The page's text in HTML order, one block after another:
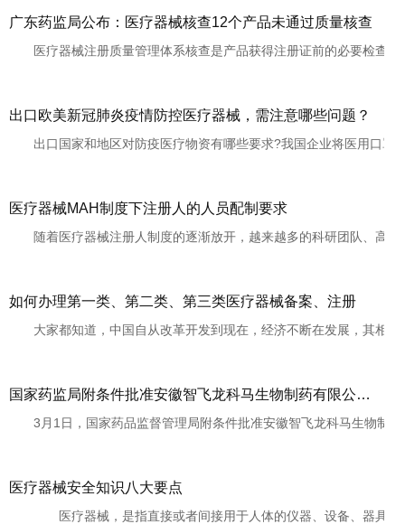
广东药监局公布：医疗器械核查12个产品未通过质量核查
医疗器械注册质量管理体系核查是产品获得注册证前的必要检查
出口欧美新冠肺炎疫情防控医疗器械，需注意哪些问题？
出口国家和地区对防疫医疗物资有哪些要求?我国企业将医用口
医疗器械MAH制度下注册人的人员配制要求
随着医疗器械注册人制度的逐渐放开，越来越多的科研团队、高
如何办理第一类、第二类、第三类医疗器械备案、注册
大家都知道，中国自从改革开发到现在，经济不断在发展，其相
国家药监局附条件批准安徽智飞龙科马生物制药有限公司重组新型冠状病毒蛋白疫苗（CHO细胞）注册申请
3月1日，国家药品监督管理局附条件批准安徽智飞龙科马生物制
医疗器械安全知识八大要点
医疗器械，是指直接或者间接用于人体的仪器、设备、器具、